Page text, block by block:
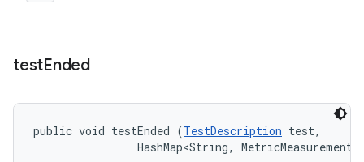
testEnded
public void testEnded (TestDescription test,
HashMap<String,